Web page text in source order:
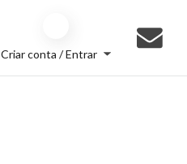
Criar conta / Entrar